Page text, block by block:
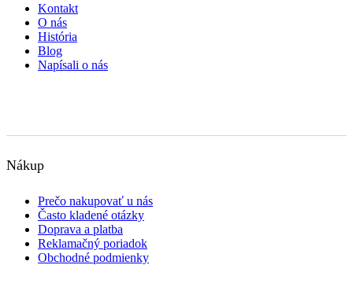
Kontakt
O nás
História
Blog
Napísali o nás
Nákup
Prečo nakupovať u nás
Často kladené otázky
Doprava a platba
Reklamačný poriadok
Obchodné podmienky